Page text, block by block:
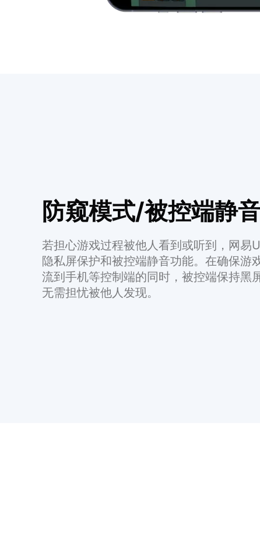
防窥模式/被控端静
若担心游戏过程被他人看到或听到，网易
隐私屏保护和被控端静音功能。在确保游
流到手机等控制端的同时，被控端保持黑
无需担忧被他人发现。